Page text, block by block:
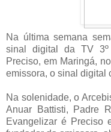
Na última semana
sinal digital da TV
Preciso, em Maringá,
emissora, o sinal digital
Na solenidade, o
Anuar Battisti, Padre
Evangelizar é Preciso